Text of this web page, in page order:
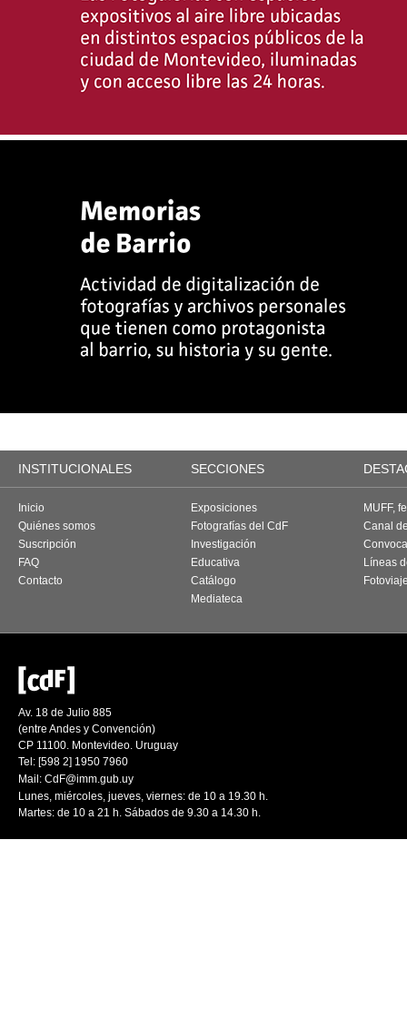
INSTITUCIONALES SECCIONES
Inicio
Quiénes somos
Suscripción
FAQ
Contacto
Exposiciones
Fotografías del CdF
Investigación
Educativa
Catálogo
Mediateca
MUFF,
Canal
Líneas
Av. 18 de Julio 885
(entre Andes y Convención)
CP 11100. Montevideo. Uruguay
Tel: [598 2] 1950 7960
Mail: CdF@imm.gub.uy
Lunes, miércoles, jueves, viernes: de 10 a 19.30 h.
Martes: de 10 a 21 h. Sábados de 9.30 a 14.30 h.